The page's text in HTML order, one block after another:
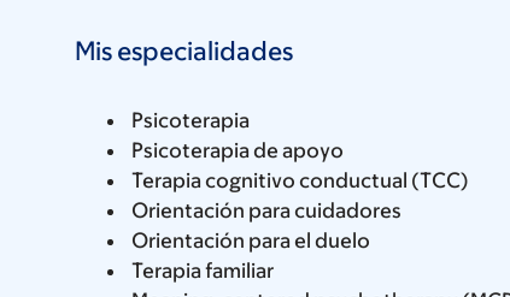
Mis especialidades
Psicoterapia
Psicoterapia de apoyo
Terapia cognitivo conductual (TCC)
Orientación para cuidadores
Orientación para el duelo
Terapia familiar